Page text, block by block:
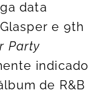
data
e 9th
Party
indicado
de R&B